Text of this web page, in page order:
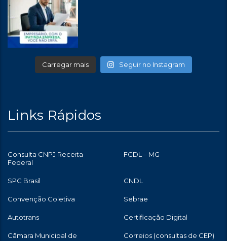
Carregar mais Seguir no Instagram
Links Rápidos
Consulta CNPJ Receita
Federal
FCDL – MG
SPC Brasil CNDL
Convenção Coletiva Sebrae
Autotrans Certificação Digital
Câmara Municipal de
Correios (consultas de CEP)